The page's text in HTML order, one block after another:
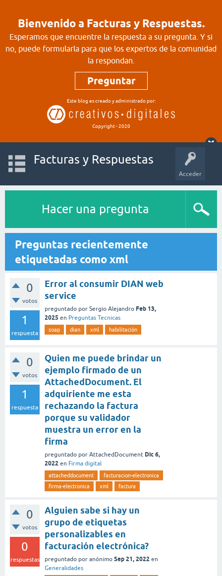
Bienvenido a Facturas y Respuestas.
Esperamos que encuentre la respuesta a su pregunta. Y si
no, puede formularla para que los expertos de la comunidad
la respondan.
Preguntar
Este blog es creado y administrado por:
Copyright - 2020
Acceder
Facturas y Respuestas
Hacer una pregunta
Preguntas recientemente
etiquetadas como xml
0
votos
1
respuesta
Error al consumir DIAN web
service
preguntado por Sergio Alejandro Feb 13,
2025 en Preguntas Tecnicas
soap dian xml habilitación
0
votos
1
respuesta
Quien me puede brindar un
ejemplo firmado de un
AttachedDocument. El
adquiriente me esta
rechazando la factura
porque su validador
muestra un error en la
firma
preguntado por AttachedDocument Dic 6,
2022 en Firma digital
attacheddocument
facturacion-electronica
firma-electronica
xml factura
0
votos
0
respuestas
Alguien sabe si hay un
grupo de etiquetas
personalizables en
facturación electrónica?
preguntado por anónimo Sep 21, 2022 en
Generalidades